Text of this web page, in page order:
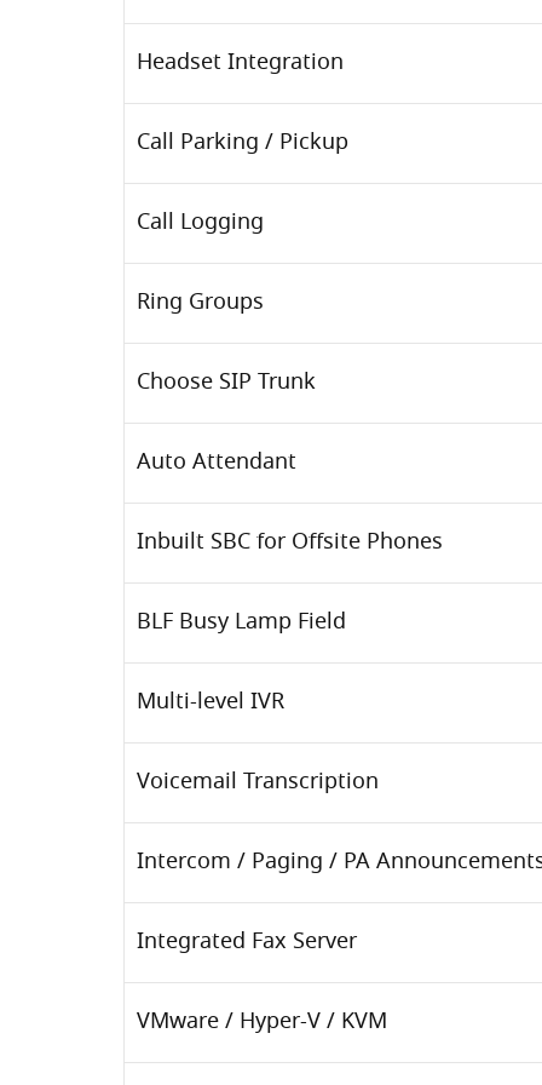
Headset Integration
Call Parking / Pickup
Call Logging
Ring Groups
Choose SIP Trunk
Auto Attendant
Inbuilt SBC for Offsite Phones
BLF Busy Lamp Field
Multi-level IVR
Voicemail Transcription
Intercom / Paging / PA
Integrated Fax Server
VMware / Hyper-V / KVM